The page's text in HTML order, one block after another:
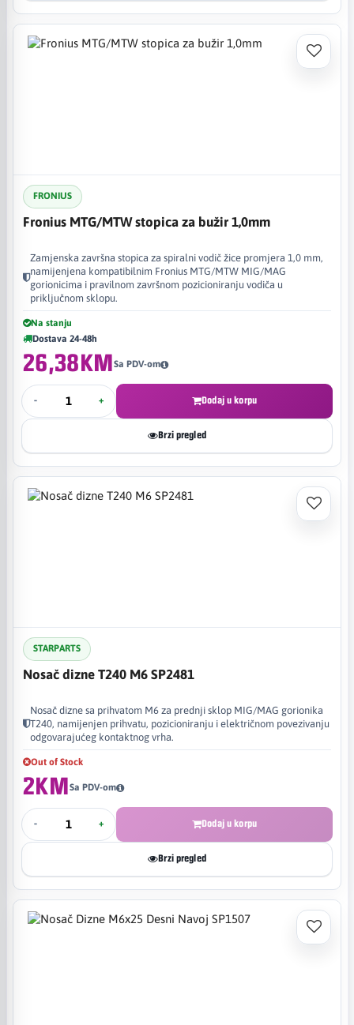
FRONIUS
Fronius MTG/MTW stopica za bužir 1,0mm
Zamjenska završna stopica za spiralni vodič žice promjera 1,0 mm,
namijenjena kompatibilnim Fronius MTG/MTW MIG/MAG
gorionicima i pravilnom završnom pozicioniranju vodiča u
priključnom sklopu.
Na stanju
Dostava 24-48h
26,38KMSa PDV-om
- + Dodaj u korpu
Brzi pregled
STARPARTS
Nosač dizne T240 M6 SP2481
Nosač dizne sa prihvatom M6 za prednji sklop MIG/MAG gorionika
T240, namijenjen prihvatu, pozicioniranju i električnom povezivanju
odgovarajućeg kontaktnog vrha.
Out of Stock
2KMSa PDV-om
- + Dodaj u korpu
Brzi pregled